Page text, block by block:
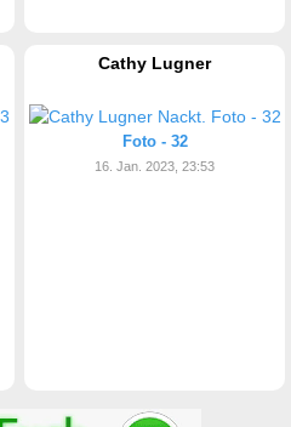
Cathy Lugner
Foto - 32
16. Jan. 2023, 23:53